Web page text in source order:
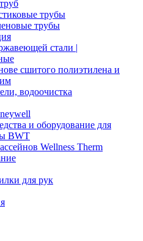
трубы
трубы
стали |
сшитого полиэтилена и
водоочистка
и оборудование для
BWT
Wellness Therm
для рук